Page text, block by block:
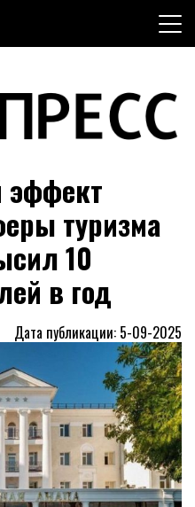
новости"
эффект
туризма
10
в год
Дата публикации: 5-09-2025